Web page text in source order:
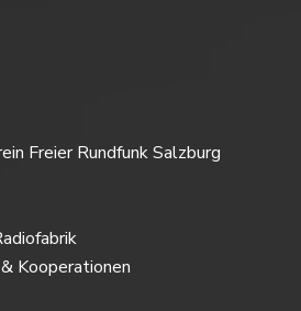
Freier Rundfunk Salzburg
Kooperationen